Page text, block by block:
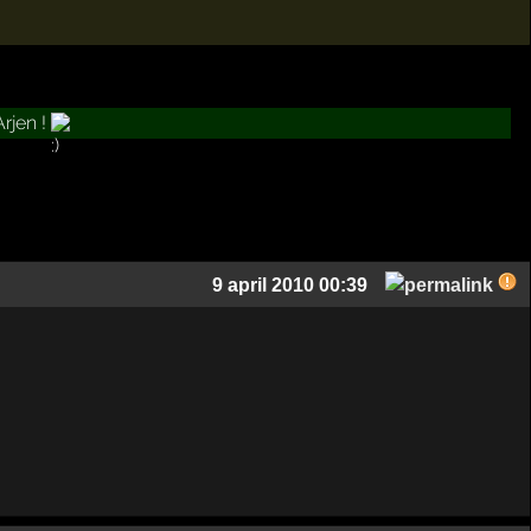
!
9 april 2010 00:39